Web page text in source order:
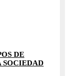
DE
SOCIEDAD